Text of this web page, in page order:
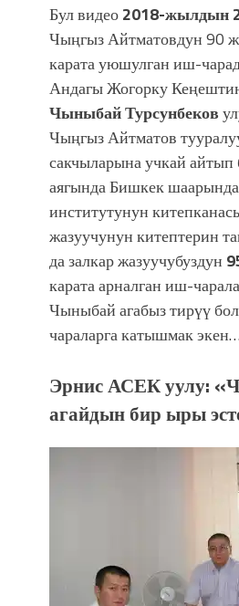
Бул видео2018-жылдын
Чыңгыз Айтматовдун 90
карата уюшулган иш-
Андагы Жогорку
Чыныбай Турсунбеков
Чыңгыз Айтматов
сакчыларына учкай
аягында Бишкек
институтунун
жазуучунун китептерин
да залкар жазуучубуздун
карата арналган иш-
Чыныбай агабыз тирүү
чараларга катышмак экен…
Эрнис АСЕК уулу:
агайдын бир ыры